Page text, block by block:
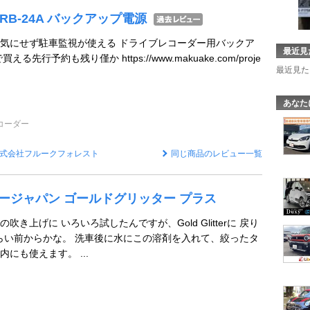
24A バックアップ電源
にせず駐車監視が使える ドライブレコーダー用バックア
える先行予約も残り僅か https://www.makuake.com/proje
ーダー
会社フルークフォレスト 同じ商品のレビュー一覧
ジャパン ゴールドグリッター プラス
吹き上げに いろいろ試したんですが、Gold Glitterに 戻り
前からかな。 洗車後に水にこの溶剤を入れて、絞ったタ
にも使えます。 ...
最近見
最近見
あなた